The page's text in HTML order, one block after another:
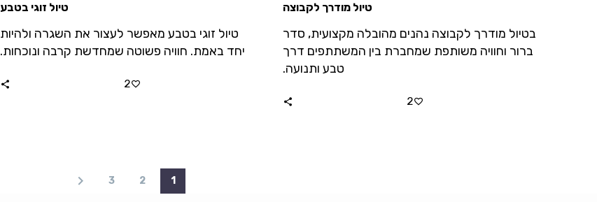
טיול מודרך לקבוצה
בטיול מודרך לקבוצה נהנים מהובלה מקצועית, סדר
ברור וחוויה משותפת שמחברת בין המשתתפים דרך
טבע ותנועה.
2
טיול זוגי בטבע
טיול זוגי בטבע מאפשר לעצור את השגרה ולהיות
יחד באמת. חוויה פשוטה שמחדשת קרבה ונוכחות.
2
1
2
3